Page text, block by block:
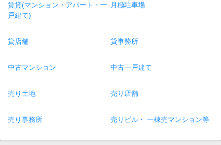
賃貸(マンション・アパート・一
戸建て)
月極駐車場
貸店舗 貸事務所
中古マンション 中古一戸建て
売り土地 売り店舗
売り事務所 売りビル・ 一棟売マンション等